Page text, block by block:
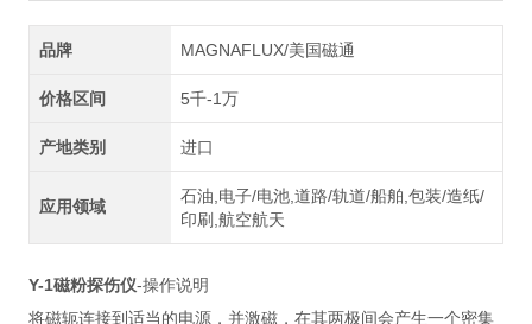
品牌 MAGNAFLUX/美国磁通
价格区间 5千-1万
产地类别 进口
应用领域
石油,电子/电池,道路/轨道/船舶,包装/造纸/
印刷,航空航天
Y-1磁粉探伤仪-操作说明
将磁轭连接到适当的电源，并激磁，在其两极间会产生一个密集